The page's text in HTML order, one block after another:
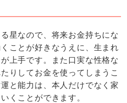
星なので、将来お金持ちにな
ことが好きなうえに、生まれ
上手です。また口実な性格な
りしてお金を使ってしまうこ
と能力は、本人だけでなく家
くことができます。